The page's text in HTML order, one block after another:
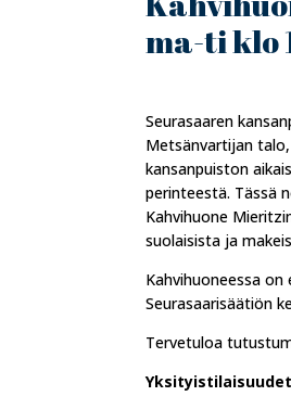
ma-ti klo
Seurasaaren
Metsänvartijan
kansanpuiston
perinteestä. Tässä
Kahvihuone
suolaisista ja
Kahvihuoneessa
Seurasaarisäätiön
Tervetuloa
Yksityistilaisuudet